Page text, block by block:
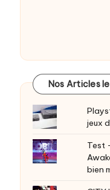
Nos Articles
jeux
Test
bien